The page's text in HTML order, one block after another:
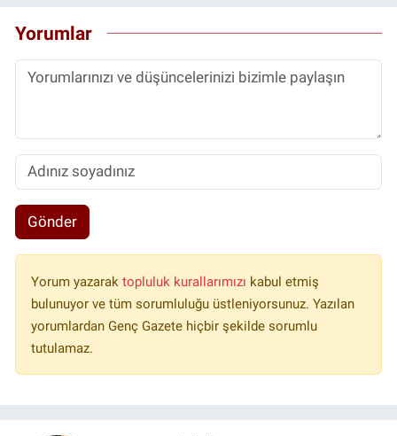
Yorumlar
Gönder
Yorum yazarak topluluk kurallarımızı kabul etmiş
bulunuyor ve tüm sorumluluğu üstleniyorsunuz. Yazılan
yorumlardan Genç Gazete hiçbir şekilde sorumlu
tutulamaz.